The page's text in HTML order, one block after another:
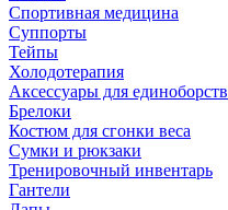
Спортивная медицина
Суппорты
Тейпы
Холодотерапия
Аксессуары для единоборств
Брелоки
Костюм для сгонки веса
Сумки и рюкзаки
Тренировочный инвентарь
Гантели